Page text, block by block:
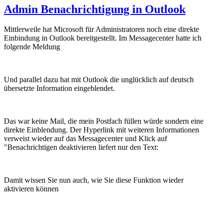
Admin Benachrichtigung in Outlook
Mittlerweile hat Microsoft für Administratoren noch eine direkte
Einbindung in Outlook bereitgestellt. Im Messagecenter hatte ich
folgende Meldung
Und parallel dazu hat mit Outlook die unglücklich auf deutsch
übersetzte Information eingeblendet.
Das war keine Mail, die mein Postfach füllen würde sondern eine
direkte Einblendung. Der Hyperlink mit weiteren Informationen
verweist wieder auf das Messagecenter und Klick auf
"Benachrichtigen deaktivieren liefert nur den Text:
Damit wissen Sie nun auch, wie Sie diese Funktion wieder
aktivieren können